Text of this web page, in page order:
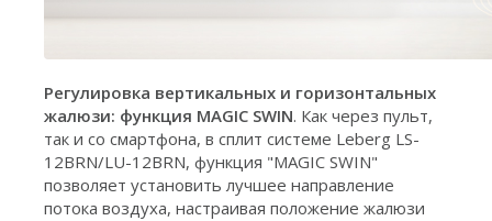
Регулировка вертикальных и горизонтальных
жалюзи: функция MAGIC SWIN. Как через пульт,
так и со смартфона, в сплит системе Leberg LS-
12BRN/LU-12BRN, функция "MAGIC SWIN"
позволяет установить лучшее направление
потока воздуха, настраивая положение жалюзи